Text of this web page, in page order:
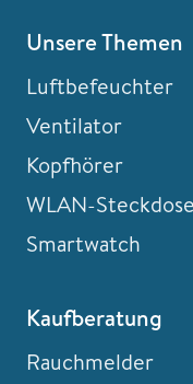
Unsere Themen
Luftbefeuchter
Ventilator
Kopfhörer
WLAN-
Smartwatch
Kaufberatung
Rauchmelder